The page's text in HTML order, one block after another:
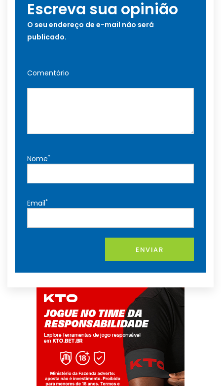
Escreva sua opinião
O seu endereço de e-mail não será
publicado.
Comentário
Nome*
Email*
ENVIAR